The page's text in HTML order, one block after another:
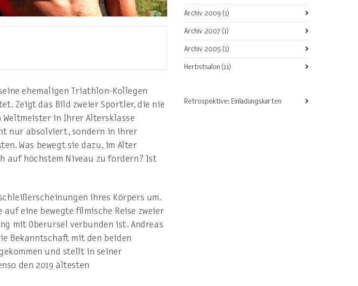
ehemaligen Triathlon-Kollegen
Zeigt das Bild zweier Sportler, die nie
in Ihrer Altersklasse
nur absolviert, sondern in ihrer
Was bewegt sie dazu, im Alter
auf höchstem Niveau zu fordern? Ist
ihres Körpers um.
eine bewegte filmische Reise zweier
mit Oberursel verbunden ist. Andreas
Bekanntschaft mit den beiden
und stellt in seiner
den 2019 ältesten
Archiv 2009 (1)
Archiv 2007 (1)
Archiv 2005 (1)
Herbstsalon (11)
Retrospektive: Einladungskarten